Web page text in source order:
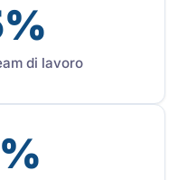
di lavoro